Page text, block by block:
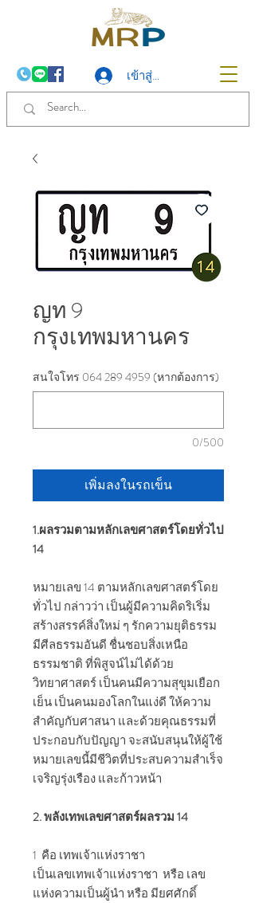
เข้าสู่ระบบ
ญท 9
กรุงเทพมหานคร
สนใจโทร 064 289 4959 (หากต้องการ)
0/500
เพิ่มลงในรถเข็น
1.ผลรวมตามหลักเลขศาสตร์โดยทั่วไป
14
หมายเลข 14 ตามหลักเลขศาสตร์โดย
ทั่วไป กล่าวว่า เป็นผู้มีความคิดริเริ่ม
สร้างสรรค์สิ่งใหม่ ๆ รักความยุติธรรม
มีศีลธรรมอันดี ชื่นชอบสิ่งเหนือ
ธรรมชาติ ที่พิสูจน์ไม่ได้ด้วย
วิทยาศาสตร์ เป็นคนมีความสุขุมเยือก
เย็น เป็นคนมองโลกในแง่ดี ให้ความ
สำคัญกับศาสนา และด้วยคุณธรรมที่
ประกอบกับปัญญา จะสนับสนุนให้ผู้ใช้
หมายเลขนี้มีชีวิตที่ประสบความสำเร็จ
เจริญรุ่งเรือง และก้าวหน้า
2. พลังเทพเลขศาสตร์ผลรวม 14
1 คือ เทพเจ้าแห่งราชา
เป็นเลขเทพเจ้าแห่งราชา หรือ เลข
แห่งความเป็นผู้นำ หรือ มียศศักดิ์